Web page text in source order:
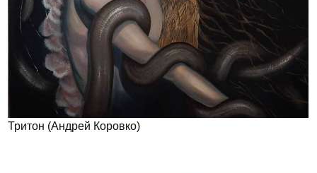
Тритон (Андрей Коровко)